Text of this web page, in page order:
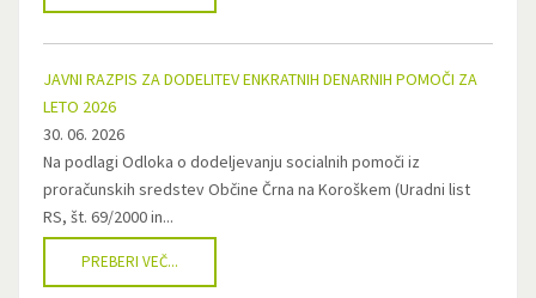
JAVNI RAZPIS ZA DODELITEV ENKRATNIH DENARNIH POMOČI ZA
LETO 2026
30. 06. 2026
Na podlagi Odloka o dodeljevanju socialnih pomoči iz
proračunskih sredstev Občine Črna na Koroškem (Uradni list
RS, št. 69/2000 in...
PREBERI VEČ...